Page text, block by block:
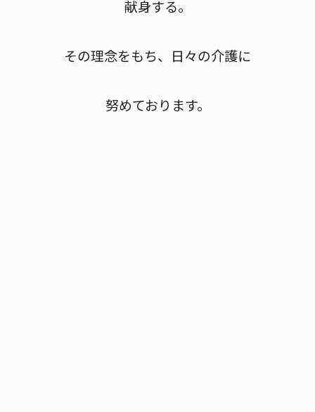
献身する。
その理念をもち、日々の介護に
努めております。